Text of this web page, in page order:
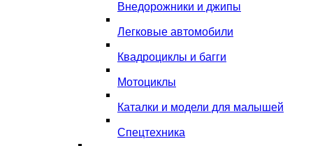
Внедорожники и джипы
Легковые автомобили
Квадроциклы и багги
Мотоциклы
Каталки и модели для малышей
Спецтехника